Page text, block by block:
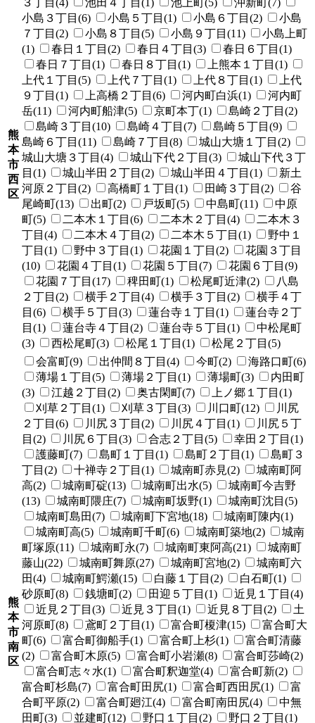
熊
本
市
西
区
３丁目(4)
池田４丁目(1) 池上町(5)
沖新町(7)
小島３丁目(6)
小島５丁目(1) 小島６丁目(2)
小島
７丁目(2)
小島８丁目(5) 小島９丁目(11)
小島上町
(1)
春日１丁目(2) 春日４丁目(3)
春日６丁目(1)
春日７丁目(1)
春日８丁目(1)
上熊本１丁目(1)
上代１丁目(5)
上代７丁目(1) 上代８丁目(1)
上代
９丁目(1)
上高橋２丁目(6) 河内町白浜(1)
河内町
岳(11)
河内町船津(5) 京町本丁(1)
島崎２丁目(2)
島崎３丁目(10)
島崎４丁目(7)
島崎５丁目(9)
島崎６丁目(11)
島崎７丁目(8)
城山大塘１丁目(2)
城山大塘３丁目(4)
城山下代２丁目(3)
城山下代３丁
目(1)
城山半田２丁目(2) 城山半田４丁目(1)
新土
河原２丁目(2)
高橋町１丁目(1) 田崎３丁目(2)
谷
尾崎町(13)
出町(2) 戸坂町(5) 中島町(11)
中原
町(5)
二本木１丁目(6) 二本木２丁目(4)
二本木３
丁目(4)
二本木４丁目(2) 二本木５丁目(1)
野中１
丁目(1)
野中３丁目(1) 花園１丁目(2)
花園３丁目
(10)
花園４丁目(1) 花園５丁目(7)
花園６丁目(9)
花園７丁目(17)
稗田町(1) 松尾町近津(2)
八島
２丁目(2)
横手２丁目(4) 横手３丁目(2)
横手４丁
目(6)
横手５丁目(3) 蓮台寺１丁目(1)
蓮台寺２丁
目(1)
蓮台寺４丁目(2) 蓮台寺５丁目(1)
中松尾町
(3)
西松尾町(3) 松尾１丁目(1) 松尾２丁目(5)
熊
本
市
南
区
会富町(9) 出仲間８丁目(4) 今町(2)
海路口町(6)
薄場１丁目(5)
薄場２丁目(1) 薄場町(3)
内田町
(3)
江越２丁目(2) 奥古閑町(7)
上ノ郷１丁目(1)
刈草２丁目(1)
刈草３丁目(3) 川口町(12)
川尻
２丁目(6)
川尻３丁目(2) 川尻４丁目(1)
川尻５丁
目(2)
川尻６丁目(3) 合志２丁目(5)
幸田２丁目(1)
護藤町(7)
島町１丁目(1) 島町２丁目(1)
島町３
丁目(2)
十禅寺２丁目(1) 城南町赤見(2)
城南町阿
高(2)
城南町碇(13) 城南町出水(5)
城南町今吉野
(13)
城南町隈庄(7) 城南町坂野(1)
城南町沈目(5)
城南町島田(7)
城南町下宮地(18)
城南町陳内(1)
城南町高(5)
城南町千町(6) 城南町築地(2)
城南
町塚原(11)
城南町永(7) 城南町東阿高(21)
城南町
藤山(22)
城南町舞原(27) 城南町宮地(2)
城南町六
田(4)
城南町鰐瀬(15) 白藤１丁目(2)
白石町(1)
砂原町(8)
銭塘町(2) 田迎５丁目(1)
近見１丁目(4)
近見２丁目(3)
近見３丁目(1) 近見８丁目(2)
土
河原町(8)
鳶町２丁目(1) 富合町榎津(15)
富合町大
町(6)
富合町御船手(1) 富合町上杉(1)
富合町清藤
(2)
富合町木原(5) 富合町小岩瀬(8)
富合町莎崎(2)
富合町志々水(1)
富合町釈迦堂(4)
富合町新(2)
富合町杉島(7)
富合町田尻(1) 富合町西田尻(1)
富
合町平原(2)
富合町廻江(4) 富合町南田尻(4)
中無
田町(3)
並建町(12) 野口１丁目(2)
野口２丁目(1)